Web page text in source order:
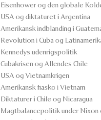
Eisenhower og den globale
USA og diktaturet i Argentina
Amerikansk indblanding i
Revolution i Cuba og
Kennedys udenrigspolitik
Cubakrisen og Allendes Chile
USA og Vietnamkrigen
Amerikansk fiasko i Vietnam
Diktaturer i Chile og Nicaragua
Magtbalancepolitik under Nixon